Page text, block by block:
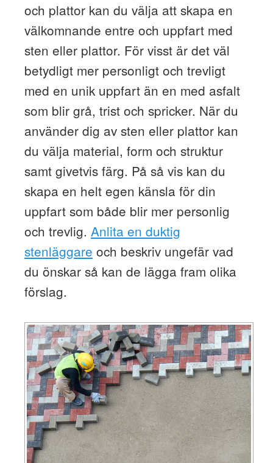
och plattor kan du välja att skapa en
välkomnande entre och uppfart med
sten eller plattor. För visst är det väl
betydligt mer personligt och trevligt
med en unik uppfart än en med asfalt
som blir grå, trist och spricker. När du
använder dig av sten eller plattor kan
du välja material, form och struktur
samt givetvis färg. På så vis kan du
skapa en helt egen känsla för din
uppfart som både blir mer personlig
och trevlig. Anlita en duktig
stenläggare och beskriv ungefär vad
du önskar så kan de lägga fram olika
förslag.